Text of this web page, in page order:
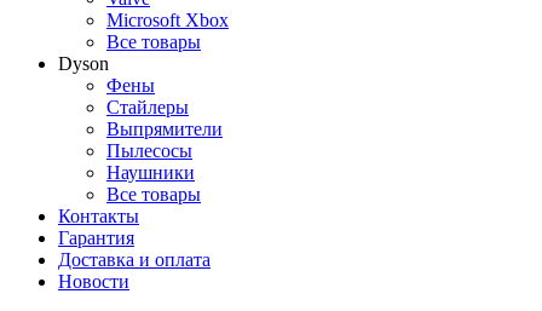
Microsoft Xbox
Все товары
Dyson
Фены
Стайлеры
Выпрямители
Пылесосы
Наушники
Все товары
Контакты
Гарантия
Доставка и оплата
Новости